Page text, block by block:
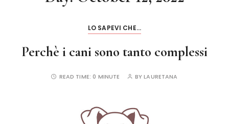
LO SAPEVI CHE...
Perchè i cani sono tanto complessi
READ TIME: 0 MINUTE BYLAURETANA